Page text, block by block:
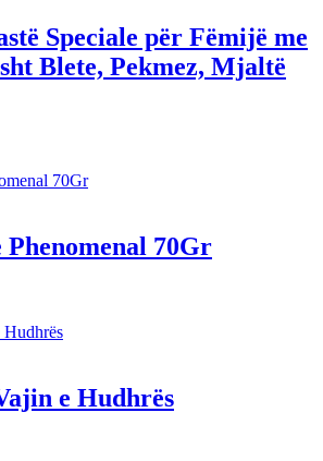
Speciale për Fëmijë me
Blete, Pekmez, Mjaltë
70Gr
e Hudhrës